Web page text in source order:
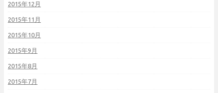
2015年12月
2015年11月
2015年10月
2015年9月
2015年8月
2015年7月